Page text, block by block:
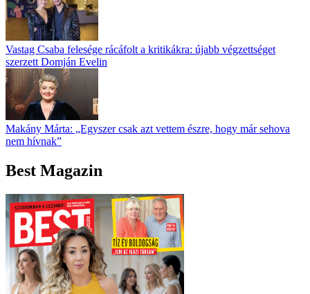
Vastag Csaba felesége rácáfolt a kritikákra: újabb végzettséget
szerzett Domján Evelin
Makány Márta: „Egyszer csak azt vettem észre, hogy már sehova
nem hívnak”
Best Magazin